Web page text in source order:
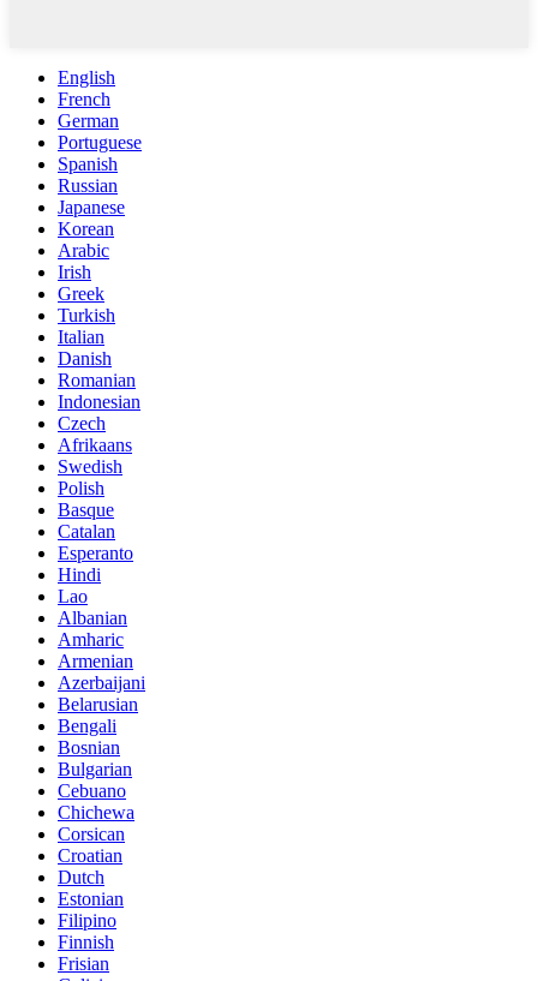
English
French
German
Portuguese
Spanish
Russian
Japanese
Korean
Arabic
Irish
Greek
Turkish
Italian
Danish
Romanian
Indonesian
Czech
Afrikaans
Swedish
Polish
Basque
Catalan
Esperanto
Hindi
Lao
Albanian
Amharic
Armenian
Azerbaijani
Belarusian
Bengali
Bosnian
Bulgarian
Cebuano
Chichewa
Corsican
Croatian
Dutch
Estonian
Filipino
Finnish
Frisian